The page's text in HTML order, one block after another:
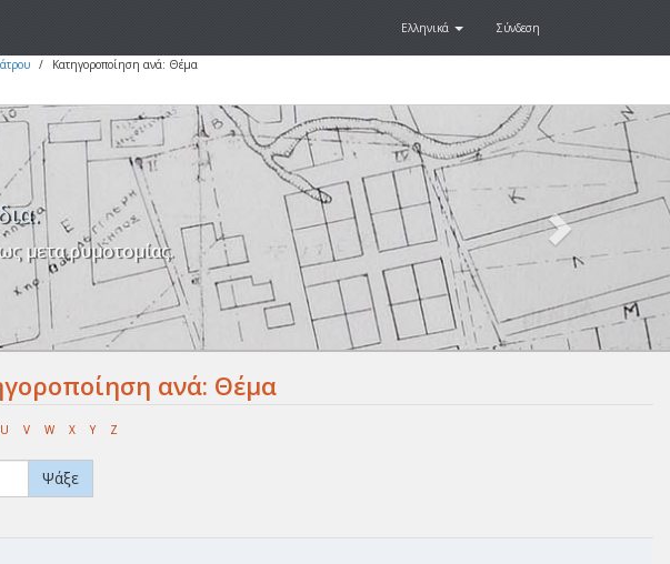
Ελληνικά Σύνδεση
Κατηγοροποίηση ανά: Θέμα
μετα ρυμοτομίας.
Next
ανά: Θέμα
U V W X Y Z
Ψάξε